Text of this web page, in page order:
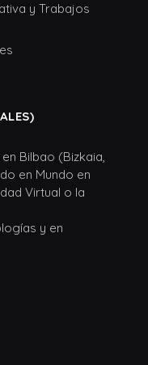
y Trabajos
Bilbao (Bizkaia,
en Mundo en
Virtual o la
y en